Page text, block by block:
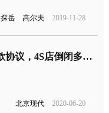
探岳 高尔夫 2019-11-28
全款买车却签贷款协议，4S店倒闭多名车主成被执行人
北京现代 2020-06-20